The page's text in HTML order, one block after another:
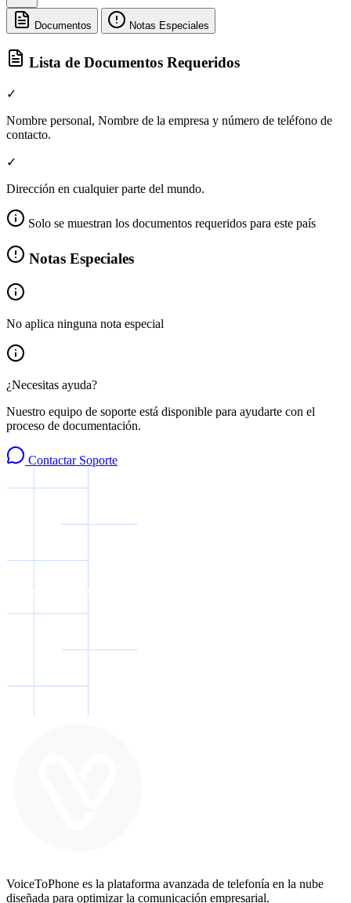
Documentos Notas Especiales
Lista de Documentos Requeridos
✓
Nombre personal, Nombre de la empresa y número de teléfono de
contacto.
✓
Dirección en cualquier parte del mundo.
Solo se muestran los documentos requeridos para este país
Notas Especiales
No aplica ninguna nota especial
¿Necesitas ayuda?
Nuestro equipo de soporte está disponible para ayudarte con el
proceso de documentación.
Contactar Soporte
VoiceToPhone es la plataforma avanzada de telefonía en la nube
diseñada para optimizar la comunicación empresarial.